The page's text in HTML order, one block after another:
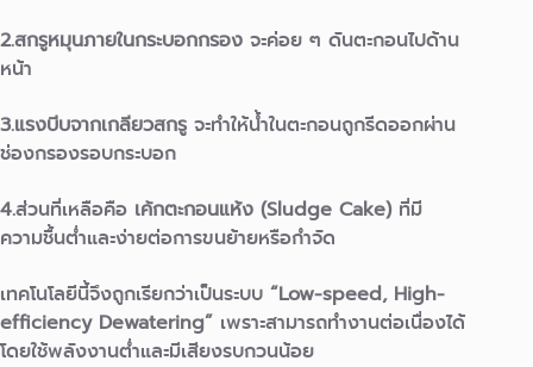
2.สกรูหมุนภายในกระบอกกรอง จะค่อย ๆ ดันตะกอนไปด้าน
หน้า
3.แรงบีบจากเกลียวสกรู จะทำให้น้ำในตะกอนถูกรีดออกผ่าน
ช่องกรองรอบกระบอก
4.ส่วนที่เหลือคือ เค้กตะกอนแห้ง (Sludge Cake)ที่มี
ความชื้นต่ำและง่ายต่อการขนย้ายหรือกำจัด
เทคโนโลยีนี้จึงถูกเรียกว่าเป็นระบบ “Low-speed, High-
efficiency Dewatering” เพราะสามารถทำงานต่อเนื่องได้
โดยใช้พลังงานต่ำและมีเสียงรบกวนน้อย